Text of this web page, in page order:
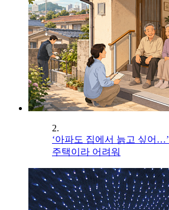
2.
‘아파도 집에서 늙고 싶어
주택이라 어려워